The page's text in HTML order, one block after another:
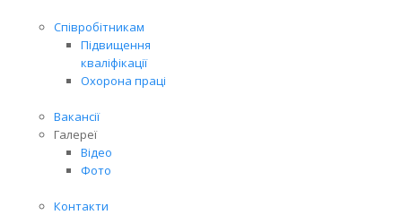
Співробітникам
Підвищення
кваліфікації
Охорона праці
Вакансії
Галереї
Відео
Фото
Контакти